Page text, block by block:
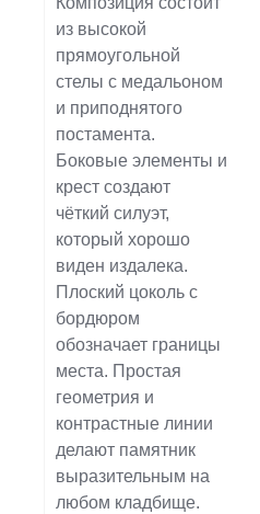
из высокой
прямоугольной
стелы с медальоном
и приподнятого
постамента.
Боковые элементы и
крест создают
чёткий силуэт,
который хорошо
виден издалека.
Плоский цоколь с
бордюром
обозначает границы
места. Простая
геометрия и
контрастные линии
делают памятник
выразительным на
любом кладбище.